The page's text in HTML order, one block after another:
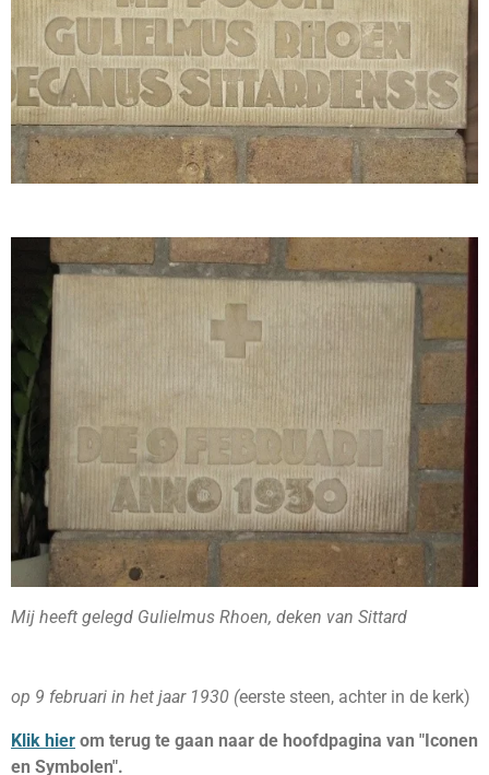
Mij heeft gelegd Gulielmus Rhoen, deken van Sittard
op 9 februari in het jaar 1930 (eerste steen, achter in de kerk)
Klik hier om terug te gaan naar de hoofdpagina van "Iconen
en Symbolen".